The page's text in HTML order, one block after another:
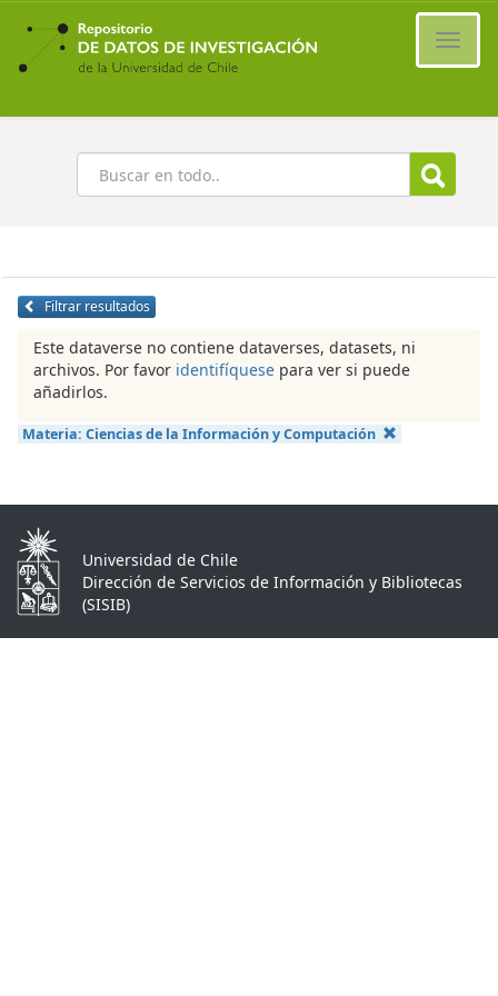
Ir
contenido
principal
Buscar
Filtrar resultados
Este dataverse no contiene dataverses, datasets, ni
archivos. Por favor identifíquese para ver si puede
añadirlos.
Materia: Ciencias de la Información y Computación
Universidad de Chile
Dirección de Servicios de Información y Bibliotecas
(SISIB)